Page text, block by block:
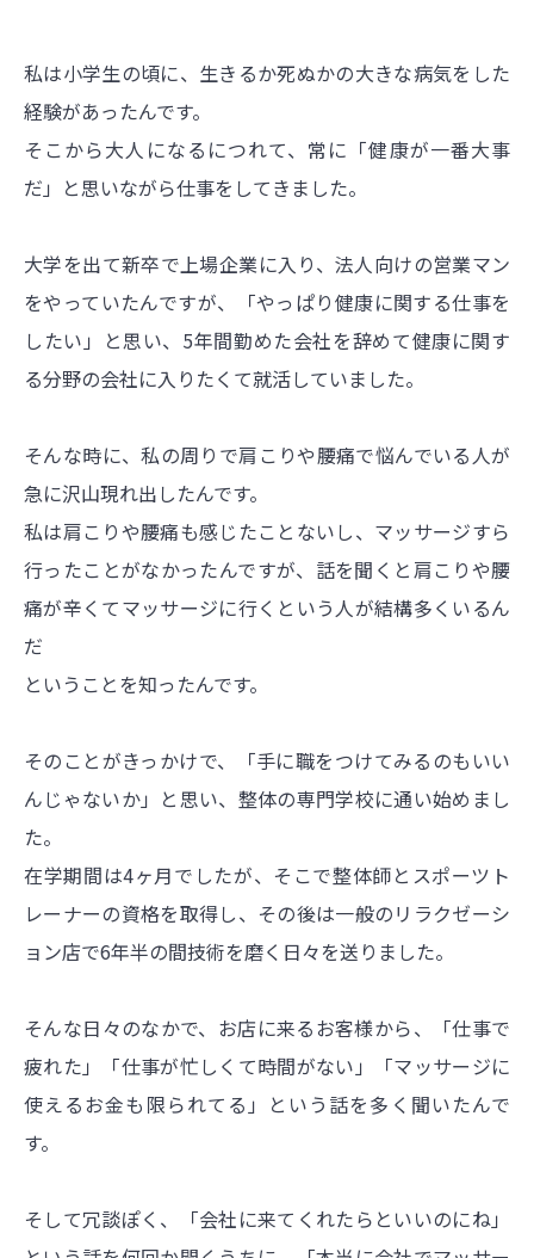
私は小学生の頃に、生きるか死ぬかの大きな病気をした
経験があったんです。
そこから大人になるにつれて、常に「健康が一番大事
だ」と思いながら仕事をしてきました。
大学を出て新卒で上場企業に入り、法人向けの営業マン
をやっていたんですが、「やっぱり健康に関する仕事を
したい」と思い、5年間勤めた会社を辞めて健康に関す
る分野の会社に入りたくて就活していました。
そんな時に、私の周りで肩こりや腰痛で悩んでいる人が
急に沢山現れ出したんです。
私は肩こりや腰痛も感じたことないし、マッサージすら
行ったことがなかったんですが、話を聞くと肩こりや腰
痛が辛くてマッサージに行くという人が結構多くいるん
だ
ということを知ったんです。
そのことがきっかけで、「手に職をつけてみるのもいい
んじゃないか」と思い、整体の専門学校に通い始めまし
た。
在学期間は4ヶ月でしたが、そこで整体師とスポーツト
レーナーの資格を取得し、その後は一般のリラクゼーシ
ョン店で6年半の間技術を磨く日々を送りました。
そんな日々のなかで、お店に来るお客様から、「仕事で
疲れた」「仕事が忙しくて時間がない」「マッサージに
使えるお金も限られてる」という話を多く聞いたんで
す。
そして冗談ぽく、「会社に来てくれたらといいのにね」